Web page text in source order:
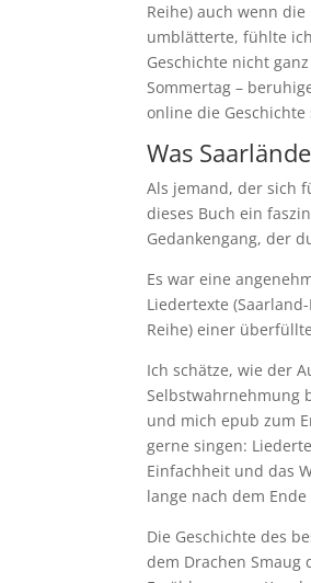
Reihe) auch wenn
umblätterte, fühlte
Geschichte nicht
Sommertag –
online die
Was
Als jemand, der sich
dieses Buch ein
Gedankengang, der
Es war eine
Liedertexte
Reihe) einer
Ich schätze, wie der
Selbstwahrnehmung
und mich epub zum
gerne singen:
Einfachheit und das
lange nach dem
Die Geschichte des
dem Drachen